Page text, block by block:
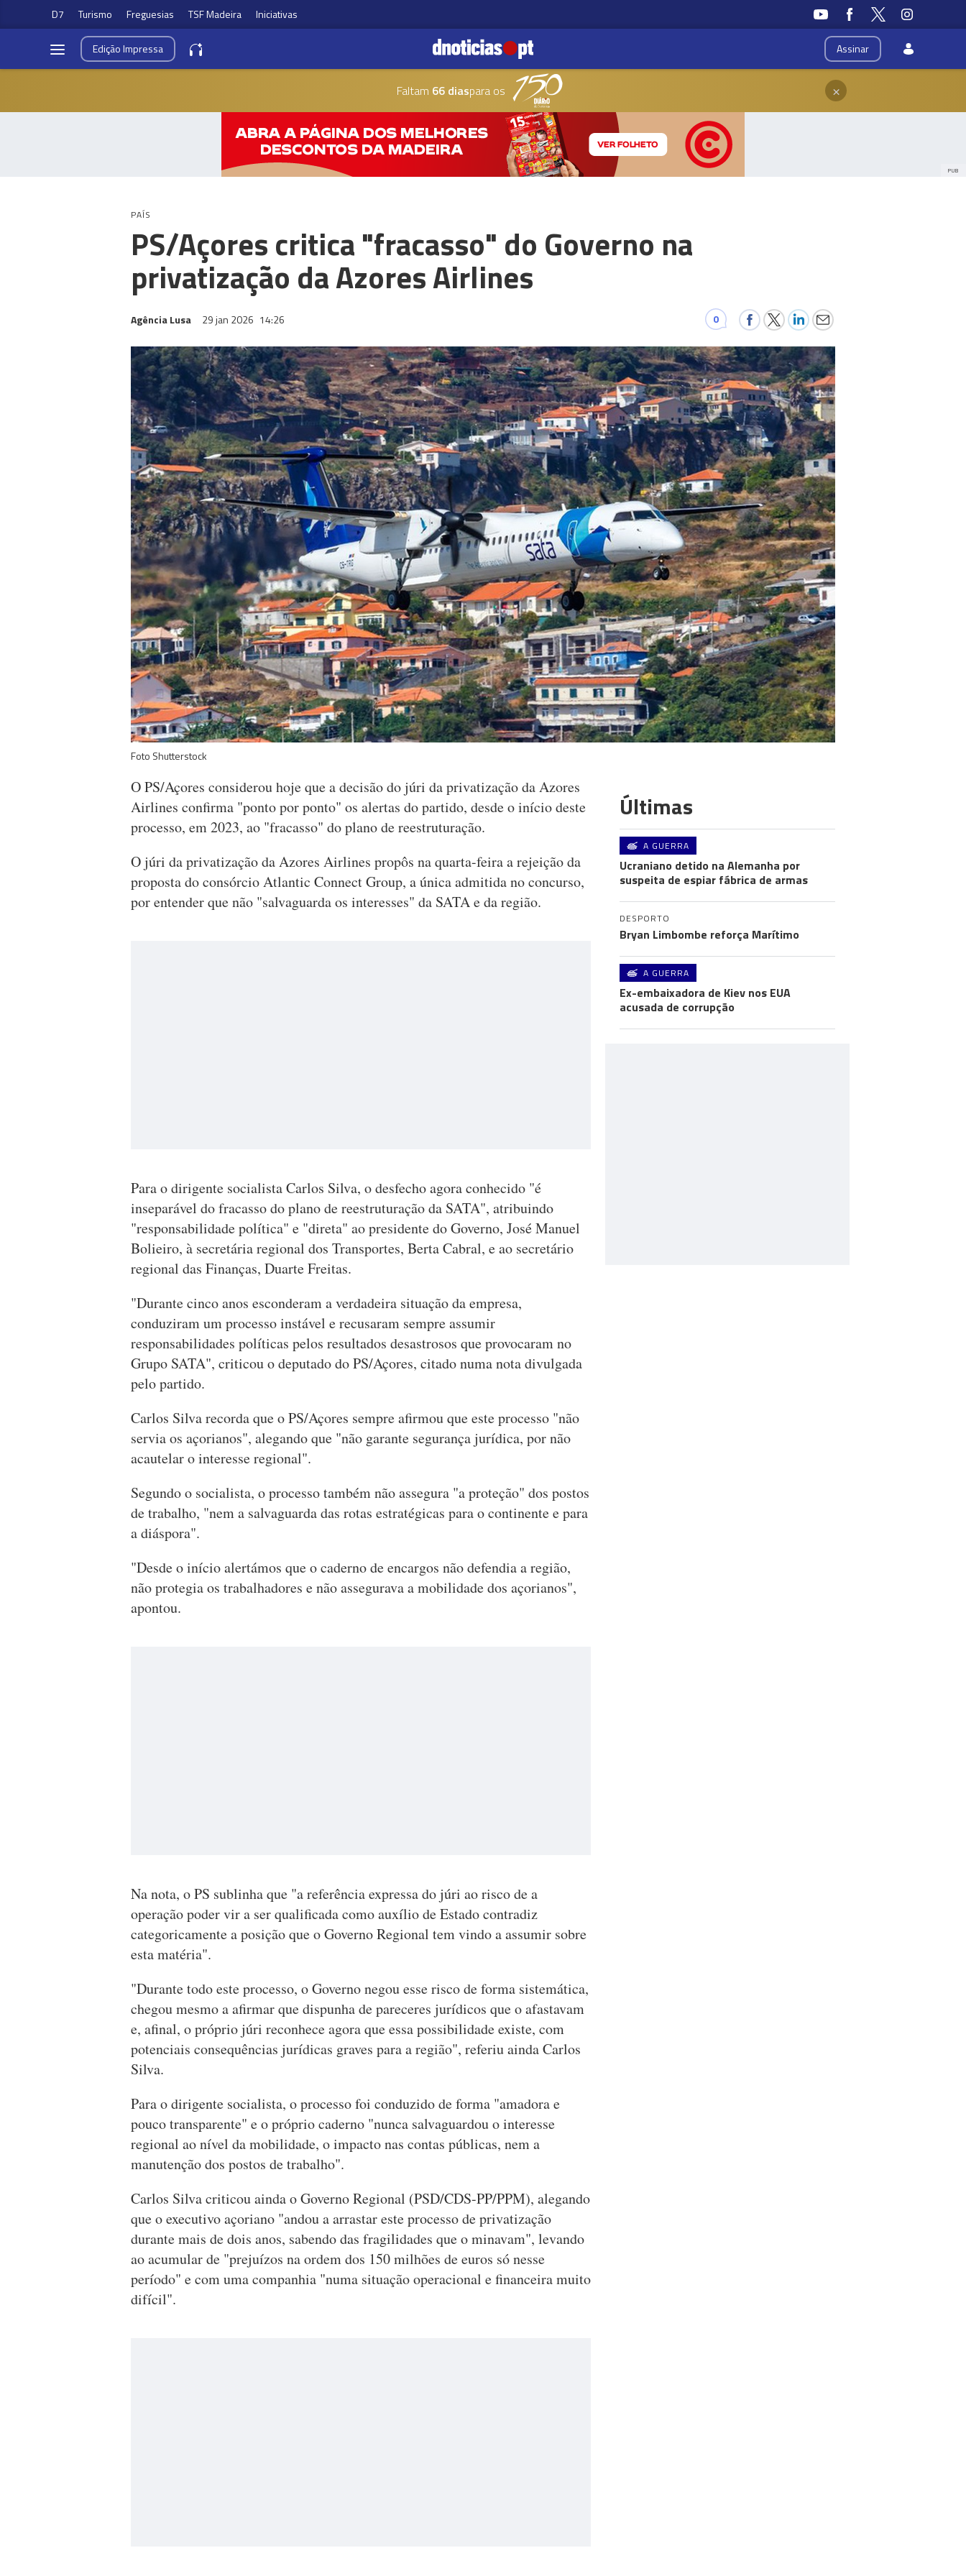
D7 Turismo Freguesias TSF Madeira Iniciativas
Assinar
EdiçãoImpressa
Faltam 66 diaspara os ×
PUB
PAÍS
PS/Açores critica "fracasso" do Governo na
privatização da Azores Airlines
Agência Lusa 29 jan 2026 14:26 0
Foto Shutterstock
O PS/Açores considerou hoje que a decisão do júri da privatização da Azores
Airlines confirma "ponto por ponto" os alertas do partido, desde o início deste
processo, em 2023, ao "fracasso" do plano de reestruturação.
O júri da privatização da Azores Airlines propôs na quarta-feira a rejeição da
proposta do consórcio Atlantic Connect Group, a única admitida no concurso,
por entender que não "salvaguarda os interesses" da SATA e da região.
Para o dirigente socialista Carlos Silva, o desfecho agora conhecido "é
inseparável do fracasso do plano de reestruturação da SATA", atribuindo
"responsabilidade política" e "direta" ao presidente do Governo, José Manuel
Bolieiro, à secretária regional dos Transportes, Berta Cabral, e ao secretário
regional das Finanças, Duarte Freitas.
"Durante cinco anos esconderam a verdadeira situação da empresa,
conduziram um processo instável e recusaram sempre assumir
responsabilidades políticas pelos resultados desastrosos que provocaram no
Grupo SATA", criticou o deputado do PS/Açores, citado numa nota divulgada
pelo partido.
Carlos Silva recorda que o PS/Açores sempre afirmou que este processo "não
servia os açorianos", alegando que "não garante segurança jurídica, por não
acautelar o interesse regional".
Segundo o socialista, o processo também não assegura "a proteção" dos postos
de trabalho, "nem a salvaguarda das rotas estratégicas para o continente e para
a diáspora".
"Desde o início alertámos que o caderno de encargos não defendia a região,
não protegia os trabalhadores e não assegurava a mobilidade dos açorianos",
apontou.
Na nota, o PS sublinha que "a referência expressa do júri ao risco de a
operação poder vir a ser qualificada como auxílio de Estado contradiz
categoricamente a posição que o Governo Regional tem vindo a assumir sobre
esta matéria".
"Durante todo este processo, o Governo negou esse risco de forma sistemática,
chegou mesmo a afirmar que dispunha de pareceres jurídicos que o afastavam
e, afinal, o próprio júri reconhece agora que essa possibilidade existe, com
potenciais consequências jurídicas graves para a região", referiu ainda Carlos
Silva.
Para o dirigente socialista, o processo foi conduzido de forma "amadora e
pouco transparente" e o próprio caderno "nunca salvaguardou o interesse
regional ao nível da mobilidade, o impacto nas contas públicas, nem a
manutenção dos postos de trabalho".
Carlos Silva criticou ainda o Governo Regional (PSD/CDS-PP/PPM), alegando
que o executivo açoriano "andou a arrastar este processo de privatização
durante mais de dois anos, sabendo das fragilidades que o minavam", levando
ao acumular de "prejuízos na ordem dos 150 milhões de euros só nesse
período" e com uma companhia "numa situação operacional e financeira muito
difícil".
Últimas
A GUERRA
Ucraniano detido na Alemanha por
suspeita de espiar fábrica de armas
DESPORTO
Bryan Limbombe reforça Marítimo
A GUERRA
Ex-embaixadora de Kiev nos EUA
acusada de corrupção